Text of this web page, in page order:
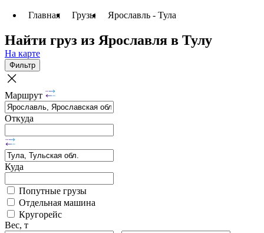
Главная Грузы Ярославль - Тула
Найти груз из Ярославля в Тулу
На карте
Фильтр
Маршрут
Откуда
Куда
Попутные грузы
Отдельная машина
Кругорейс
Вес, т